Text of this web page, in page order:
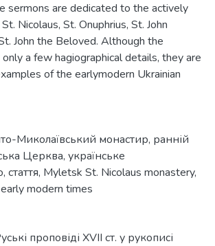
sermons are dedicated to the actively
Nicolaus, St. Onuphrius, St. John
John the Beloved. Although the
a few hagiographical details, they are
of the earlymodern Ukrainian
Миколаївський монастир, ранній
Церква, українське
, стаття, Myletsk St. Nicolaus monastery,
early modern times
проповіді XVII ст. у рукописі